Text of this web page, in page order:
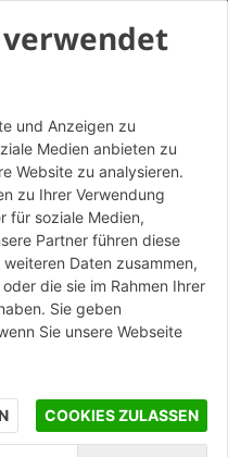
verwendet
und Anzeigen zu
Medien anbieten zu
Website zu analysieren.
zu Ihrer Verwendung
für soziale Medien,
Partner führen diese
Daten zusammen,
die sie im Rahmen Ihrer
Sie geben
Sie unsere Webseite
COOKIES ZULASSEN